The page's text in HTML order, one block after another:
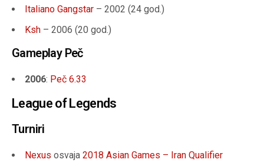
Italiano Gangstar – 2002 (24 god.)
Ksh – 2006 (20 god.)
Gameplay Peč
2006: Peč 6.33
League of Legends
Turniri
Nexus osvaja 2018 Asian Games – Iran Qualifier